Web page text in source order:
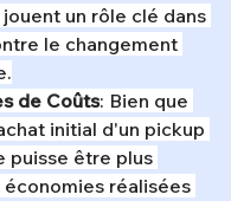
un rôle clé dans
le changement
de Coûts: Bien que
initial d'un pickup
puisse être plus
économies réalisées